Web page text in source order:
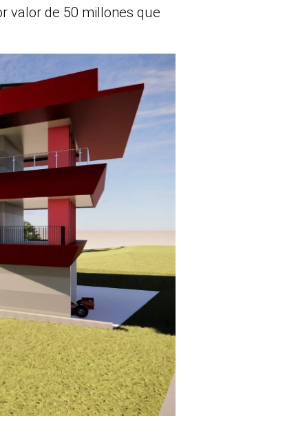
valor de 50 millones que